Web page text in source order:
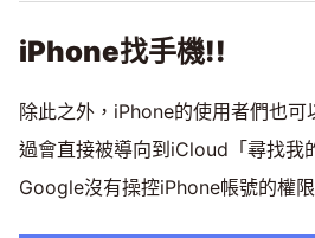
iPhone找手機!!
除此之外，iPhone的使用者們也
過會直接被導向到iCloud「尋找我
Google沒有操控iPhone帳號的權限